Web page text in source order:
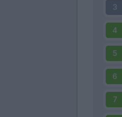
3
4
5
6
7